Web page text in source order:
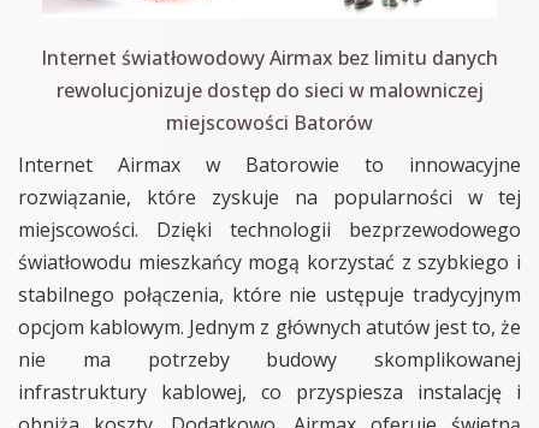
Internet światłowodowy Airmax bez limitu danych
rewolucjonizuje dostęp do sieci w malowniczej
miejscowości Batorów
Internet Airmax w Batorowie to innowacyjne
rozwiązanie, które zyskuje na popularności w tej
miejscowości. Dzięki technologii bezprzewodowego
światłowodu mieszkańcy mogą korzystać z szybkiego i
stabilnego połączenia, które nie ustępuje tradycyjnym
opcjom kablowym. Jednym z głównych atutów jest to, że
nie ma potrzeby budowy skomplikowanej
infrastruktury kablowej, co przyspiesza instalację i